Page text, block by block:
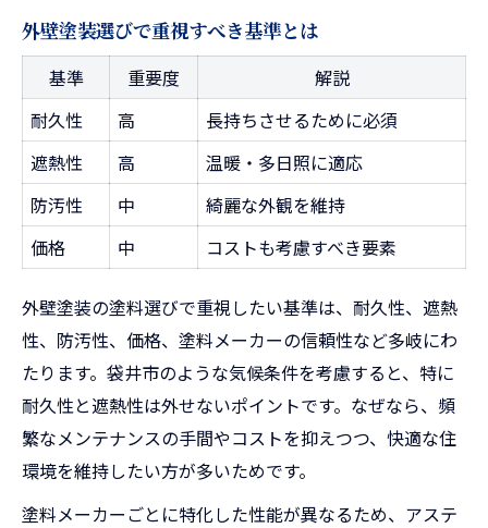
長持ちする塗料選びで叶える快適な住まいづく
り
耐久性別外壁塗装塗料の寿命比較表
長く快適に暮らすための塗料選定術
外壁塗装のメンテナンス周期を知る
袋井市で長持ち塗料を選ぶポイント
快適な住まいを守る塗料選びの極意
外壁塗装選びで重視すべき基準とは
基準 重要度
解説
耐久性
高
長持ちさせるために必須
遮熱性
高
温暖・多日照に適応
防汚性
中
綺麗な外観を維持
価格
中 コストも考慮すべき要素
外壁塗装の塗料選びで重視したい基準は、耐久性、遮熱
性、防汚性、価格、塗料メーカーの信頼性など多岐にわ
たります。袋井市のような気候条件を考慮すると、特に
耐久性と遮熱性は外せないポイントです。なぜなら、頻
繁なメンテナンスの手間やコストを抑えつつ、快適な住
環境を維持したい方が多いためです。
塗料メーカーごとに特化した性能が異なるため、アステ